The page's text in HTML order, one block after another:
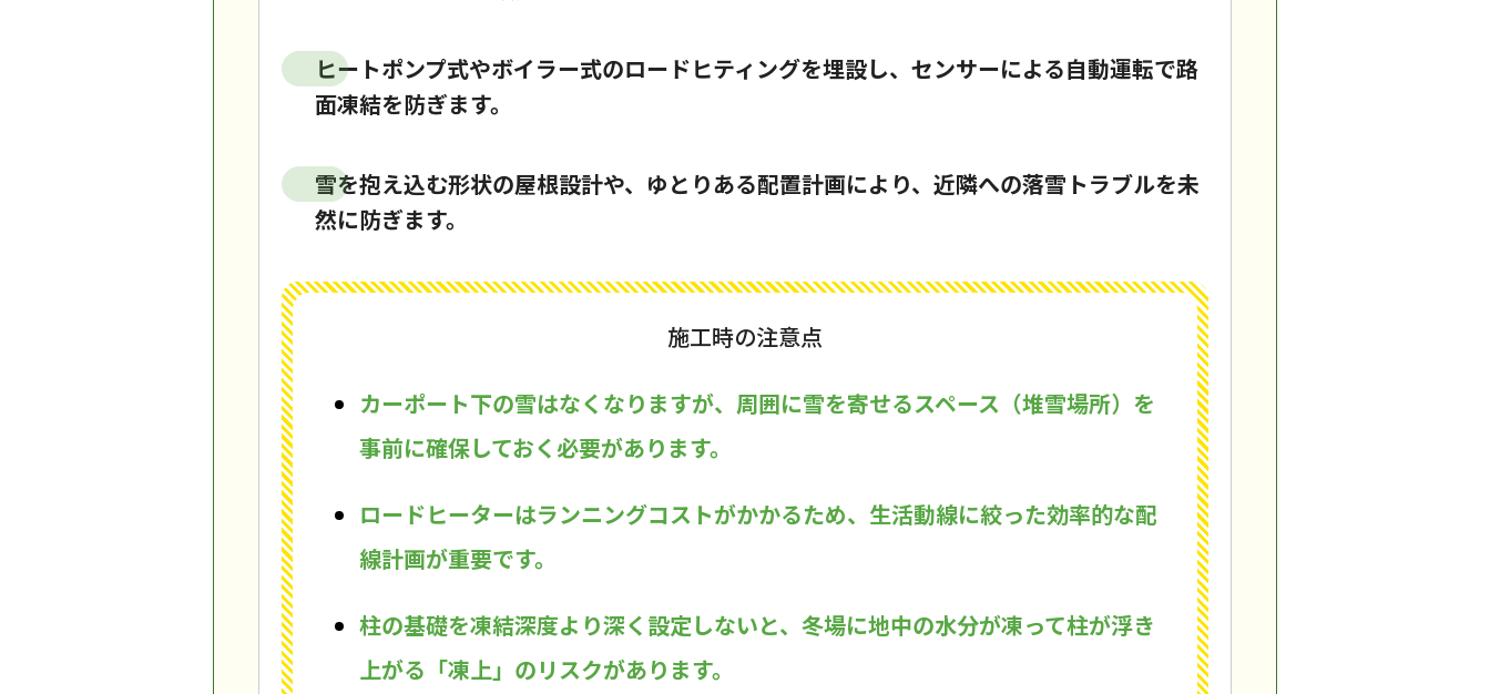
ヒートポンプ式やボイラー式のロードヒティングを埋設し、センサーによる自動運転で路
面凍結を防ぎます。
雪を抱え込む形状の屋根設計や、ゆとりある配置計画により、近隣への落雪トラブルを未
然に防ぎます。
施工時の注意点
カーポート下の雪はなくなりますが、周囲に雪を寄せるスペース（堆雪場所）を
事前に確保しておく必要があります。
ロードヒーターはランニングコストがかかるため、生活動線に絞った効率的な配
線計画が重要です。
柱の基礎を凍結深度より深く設定しないと、冬場に地中の水分が凍って柱が浮き
上がる「凍上」のリスクがあります。